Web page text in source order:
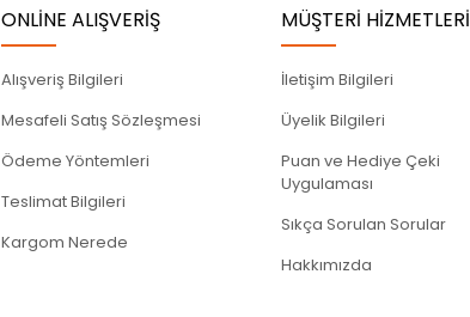
ONLİNE ALIŞVERİŞ
Alışveriş Bilgileri
Mesafeli Satış Sözleşmesi
Ödeme Yöntemleri
Teslimat Bilgileri
Kargom Nerede
MÜŞTERİ HİZMETLERİ
İletişim Bilgileri
Üyelik Bilgileri
Puan ve Hediye Çeki
Uygulaması
Sıkça Sorulan Sorular
Hakkımızda